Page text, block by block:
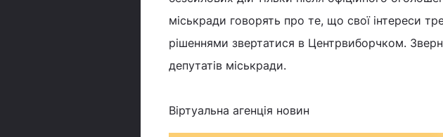
міськради говорять про те, що свої інтереси
рішеннями звертатися в Центрвиборчком.
депутатів міськради.
Віртуальна агенція новин